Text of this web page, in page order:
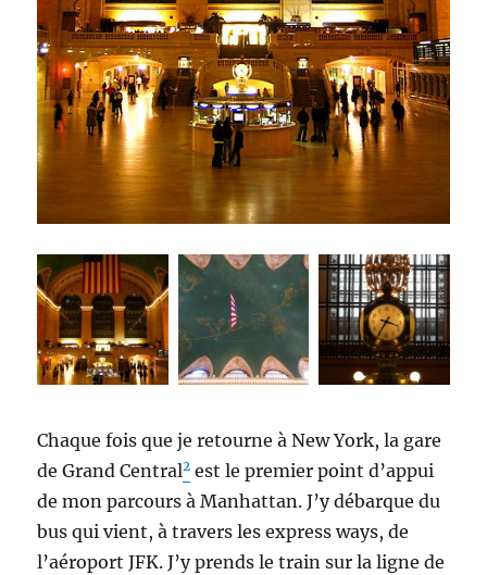
Chaque fois que je retourne à New York, la gare
de Grand Central2 est le premier point d’appui
de mon parcours à Manhattan. J’y débarque du
bus qui vient, à travers les express ways, de
l’aéroport JFK. J’y prends le train sur la ligne de